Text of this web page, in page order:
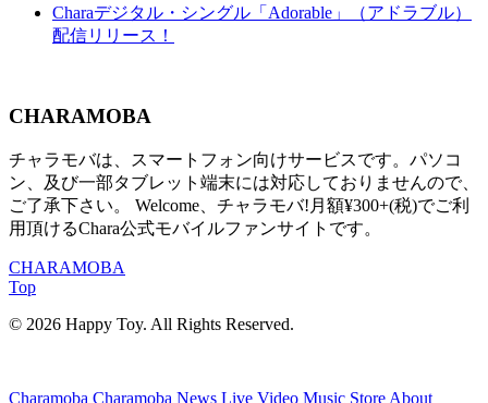
Charaデジタル・シングル「Adorable」（アドラブル）
配信リリース！
CHARAMOBA
チャラモバは、スマートフォン向けサービスです。パソコ
ン、及び一部タブレット端末には対応しておりませんので、
ご了承下さい。 Welcome、チャラモバ!月額¥300+(税)でご利
用頂けるChara公式モバイルファンサイトです。
CHARAMOBA
Top
© 2026 Happy Toy. All Rights Reserved.
Charamoba Charamoba News Live Video Music Store About